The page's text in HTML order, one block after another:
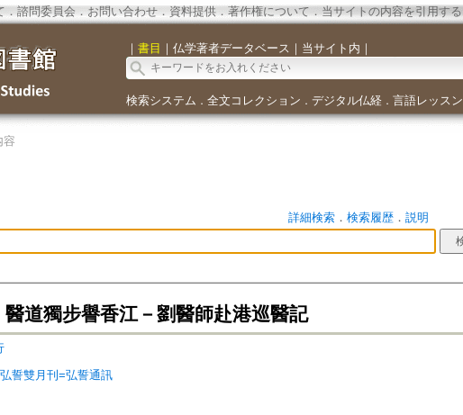
． 諮問委員会． お問い合わせ． 資料提供． 著作権について．当サイトの内容を引用する
｜ 書目 ｜ 仏学著者データベース ｜ 当サイト内 ｜
検索システム ． 全文コレクション ． デジタル仏経． 言語レッスン
容
詳細検索． 検索履歴． 説明
道獨步譽香江－劉醫師赴港巡醫記
誓雙月刊=弘誓通訊